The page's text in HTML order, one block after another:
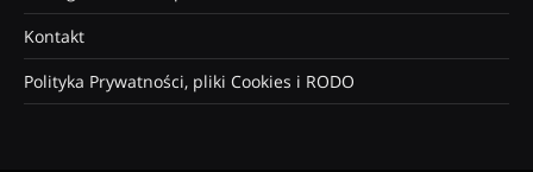
Kontakt
Polityka Prywatności, pliki Cookies i RODO